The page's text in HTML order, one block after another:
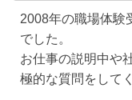
2008年の職場体験
でした。
お仕事の説明中や
極的な質問をして